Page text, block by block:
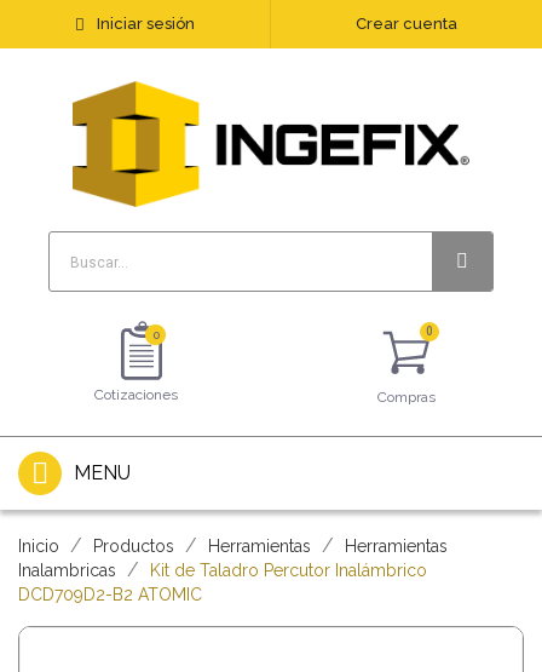
Iniciar sesión Crear cuenta
0
Cotizaciones Compras
MENU
Inicio Productos Herramientas
Herramientas
Inalambricas
Kit de Taladro Percutor Inalámbrico
DCD709D2-B2 ATOMIC